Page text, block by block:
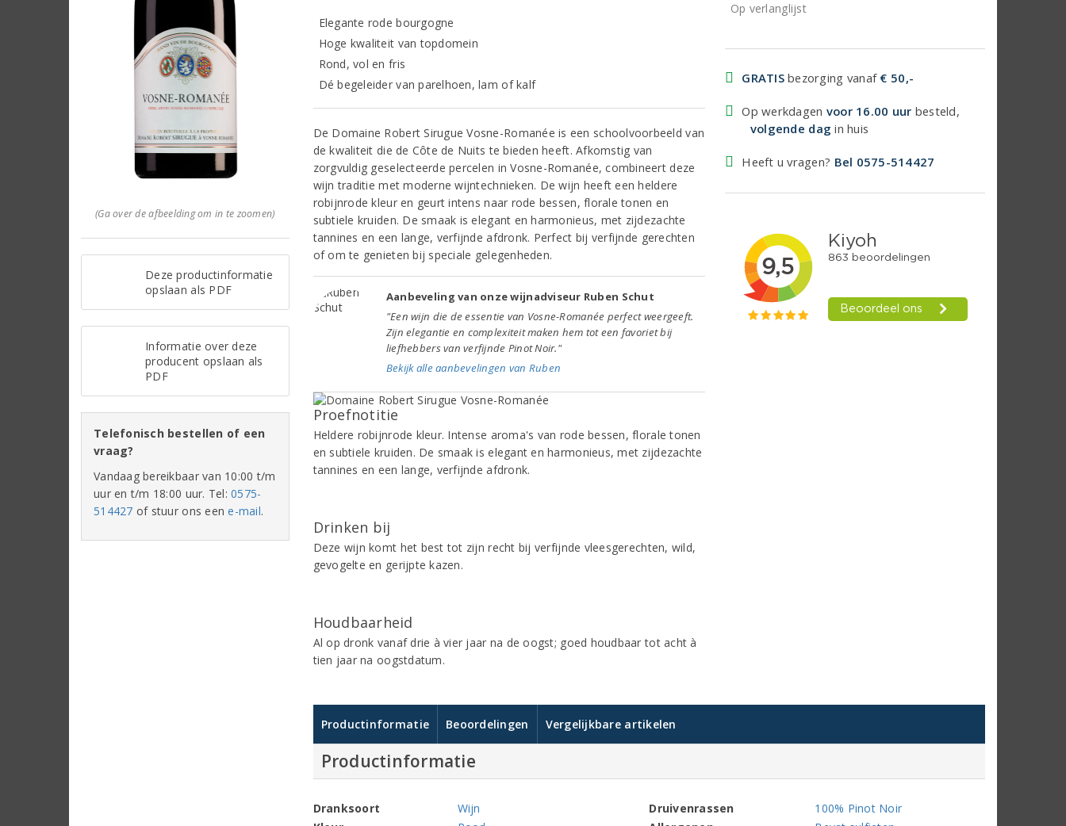
(Ga over de afbeelding om in te zoomen)
Deze productinformatie
opslaan als PDF
Informatie over deze
producent opslaan als
PDF
Telefonisch bestellen of een
vraag?
Vandaag bereikbaar van 10:00 t/m
uur en t/m 18:00 uur. Tel:0575-
514427 of stuur ons eene-mail.
Elegante rode bourgogne
Hoge kwaliteit van topdomein
Rond, vol en fris
Dé begeleider van parelhoen, lam of kalf
De Domaine Robert Sirugue Vosne-Romanée is een schoolvoorbeeld van
de kwaliteit die de Côte de Nuits te bieden heeft. Afkomstig van
zorgvuldig geselecteerde percelen in Vosne-Romanée, combineert deze
wijn traditie met moderne wijntechnieken. De wijn heeft een heldere
robijnrode kleur en geurt intens naar rode bessen, florale tonen en
subtiele kruiden. De smaak is elegant en harmonieus, met zijdezachte
tannines en een lange, verfijnde afdronk. Perfect bij verfijnde gerechten
of om te genieten bij speciale gelegenheden.
Aanbeveling van onze wijnadviseur Ruben Schut
"Een wijn die de essentie van Vosne-Romanée perfect weergeeft.
Zijn elegantie en complexiteit maken hem tot een favoriet bij
liefhebbers van verfijnde Pinot Noir."
Bekijk alle aanbevelingen van Ruben
Proefnotitie
Heldere robijnrode kleur. Intense aroma's van rode bessen, florale tonen
en subtiele kruiden. De smaak is elegant en harmonieus, met zijdezachte
tannines en een lange, verfijnde afdronk.
Drinken bij
Deze wijn komt het best tot zijn recht bij verfijnde vleesgerechten, wild,
gevogelte en gerijpte kazen.
Houdbaarheid
Al op dronk vanaf drie à vier jaar na de oogst; goed houdbaar tot acht à
tien jaar na oogstdatum.
Op verlanglijst
GRATISbezorging vanaf € 50,-
Op werkdagen voor 16.00 uur besteld,
volgende dag in huis
Heeft u vragen? Bel 0575-514427
Productinformatie Beoordelingen Vergelijkbare artikelen
Productinformatie
Dranksoort
Wijn
Druivenrassen
100% Pinot Noir